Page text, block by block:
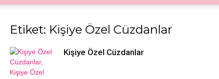
Etiket: Kişiye Özel Cüzdanlar
Kişiye Özel Cüzdanlar